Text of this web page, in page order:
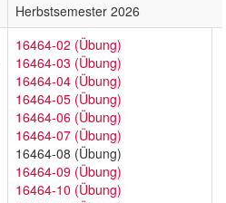
Herbstsemester 2026
16464-02 (Übung)
16464-03 (Übung)
16464-04 (Übung)
16464-05 (Übung)
16464-06 (Übung)
16464-07 (Übung)
16464-08 (Übung)
16464-09 (Übung)
16464-10 (Übung)